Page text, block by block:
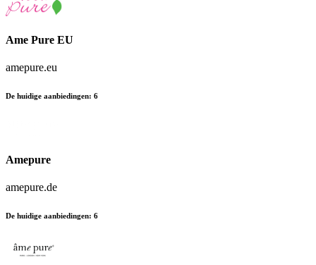
Ame Pure EU
amepure.eu
De huidige aanbiedingen: 6
Amepure
amepure.de
De huidige aanbiedingen: 6